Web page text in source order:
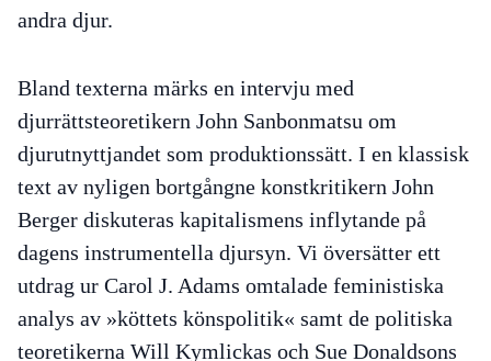
andra djur.
Bland texterna märks en intervju med
djurrättsteoretikern John Sanbonmatsu om
djurutnyttjandet som produktionssätt. I en klassisk
text av nyligen bortgångne konstkritikern John
Berger diskuteras kapitalismens inflytande på
dagens instrumentella djursyn. Vi översätter ett
utdrag ur Carol J. Adams omtalade feministiska
analys av »köttets könspolitik« samt de politiska
teoretikerna Will Kymlickas och Sue Donaldsons